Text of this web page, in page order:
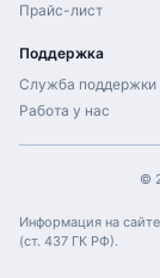
Прайс-лист
Поддержка
Служба поддержки
Работа у нас
©
Информация на
(ст. 437 ГК РФ).